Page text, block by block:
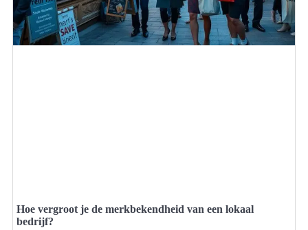
Hoe vergroot je de merkbekendheid van een lokaal
bedrijf?